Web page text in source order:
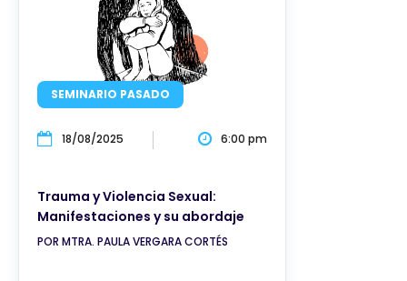
SEMINARIO PASADO
18/08/2025 6:00 pm
Trauma y Violencia Sexual:
Manifestaciones y su abordaje
POR MTRA. PAULA VERGARA CORTÉS